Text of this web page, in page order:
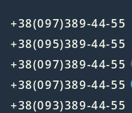
+38(097)389-44-55
+38(095)389-44-55
+38(097)389-44-55
+38(097)389-44-55
+38(093)389-44-55